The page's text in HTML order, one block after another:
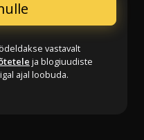
vastavalt
ja blogiuudiste
ajal loobuda.